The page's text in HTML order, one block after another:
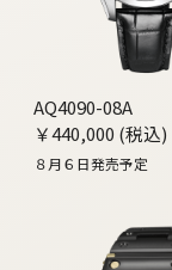
AQ4090-08A
￥440,000 (税込)
８月６日発売予定